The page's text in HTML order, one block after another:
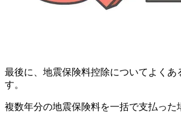
最後に、地震保険料控除についてよくあ
す。
複数年分の地震保険料を一括で支払った